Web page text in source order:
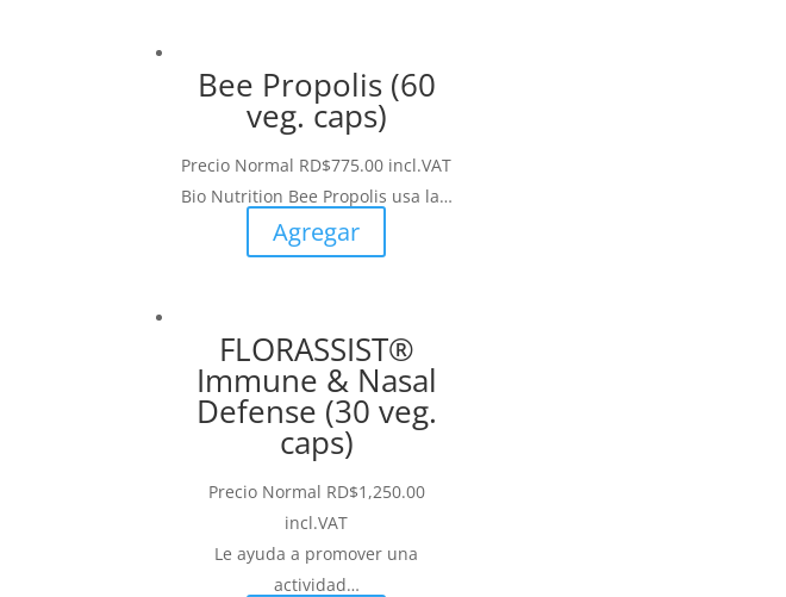
Bee Propolis (60
veg. caps)
Precio Normal RD$775.00 incl.VAT
Bio Nutrition Bee Propolis usa la…
Agregar
FLORASSIST®
Immune & Nasal
Defense (30 veg.
caps)
Precio Normal RD$1,250.00
incl.VAT
Le ayuda a promover una
actividad…